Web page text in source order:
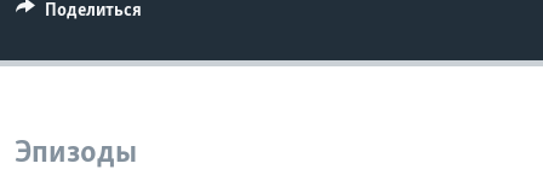
Поделиться
Эпизоды